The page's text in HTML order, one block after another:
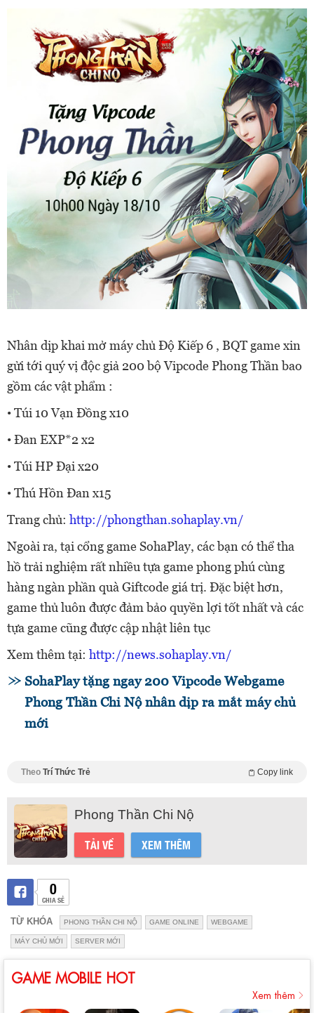
Nhân dịp khai mở máy chủ Độ Kiếp 6 , BQT game xin
gửi tới quý vị độc giả 200 bộ Vipcode Phong Thần bao
gồm các vật phẩm :
• Túi 10 Vạn Đồng x10
• Đan EXP*2 x2
• Túi HP Đại x20
• Thú Hồn Đan x15
Trang chủ: http://phongthan.sohaplay.vn/
Ngoài ra, tại cổng game SohaPlay, các bạn có thể tha
hồ trải nghiệm rất nhiều tựa game phong phú cùng
hàng ngàn phần quà Giftcode giá trị. Đặc biệt hơn,
game thủ luôn được đảm bảo quyền lợi tốt nhất và các
tựa game cũng được cập nhật liên tục
Xem thêm tại: http://news.sohaplay.vn/
SohaPlay tặng ngay 200 Vipcode Webgame
Phong Thần Chi Nộ nhân dịp ra mắt máy chủ
mới
Theo Trí Thức Trẻ Copy link
Phong Thần Chi Nộ
TẢI VỀ XEM THÊM
0
CHIA SẺ
TỪ KHÓA PHONG THẦN CHI NỘ GAME ONLINE WEBGAME
MÁY CHỦ MỚI SERVER MỚI
GAME MOBILE HOT
Xem thêm